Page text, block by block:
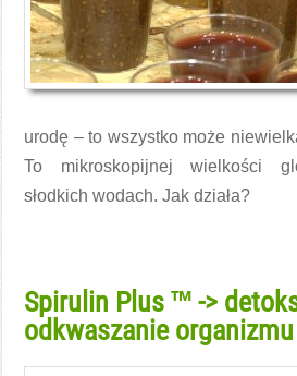
urodę – to wszystko może
To mikroskopijnej wielkości
słodkich wodach. Jak działa?
Spirulin Plus ™ ->
odkwaszanie